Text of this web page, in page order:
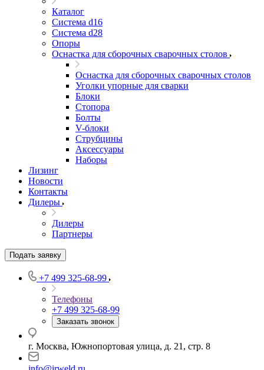
Каталог
Система d16
Система d28
Опоры
Оснастка для сборочных сварочных столов
Оснастка для сборочных сварочных столов
Уголки упорные для сварки
Блоки
Стопора
Болты
V-блоки
Струбцины
Аксессуары
Наборы
Лизинг
Новости
Контакты
Дилеры
Дилеры
Партнеры
Подать заявку
+7 499 325-68-99
Телефоны
+7 499 325-68-99
Заказать звонок
г. Москва, Южнопортовая улица, д. 21, стр. 8